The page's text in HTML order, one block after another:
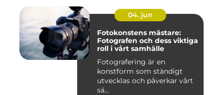
04. jun
Fotokonstens mästare:
Fotografen och dess viktiga
roll i vårt samhälle
Fotografering är en
konstform som ständigt
utvecklas och påverkar vårt
sä...